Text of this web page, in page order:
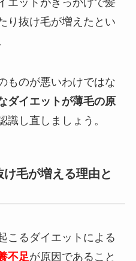
り抜け毛が増えたとい
ものが悪いわけではな
ダイエットが薄毛の原
識し直しましょう。
毛が増える理由と
こるダイエットによる
不足が原因であること